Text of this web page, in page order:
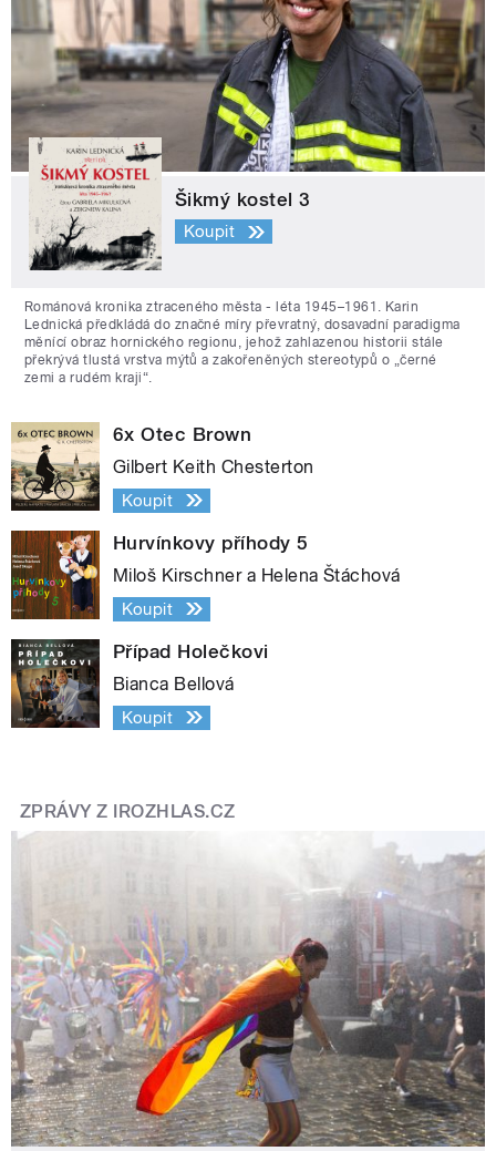
Šikmý kostel 3
Koupit
Románová kronika ztraceného města - léta 1945–1961. Karin
Lednická předkládá do značné míry převratný, dosavadní paradigma
měnící obraz hornického regionu, jehož zahlazenou historii stále
překrývá tlustá vrstva mýtů a zakořeněných stereotypů o „černé
zemi a rudém kraji“.
6x Otec Brown
Gilbert Keith Chesterton
Koupit
Hurvínkovy příhody 5
Miloš Kirschner a Helena Štáchová
Koupit
Případ Holečkovi
Bianca Bellová
Koupit
ZPRÁVY Z IROZHLAS.CZ